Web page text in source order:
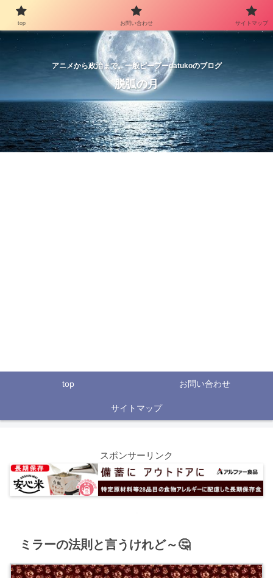
アニメから政治まで。一般ピープーdatukoのブログ
脱弧の月
top お問い合わせ
サイトマップ
スポンサーリンク
ミラーの法則と言うけれど～🤔
top お問い合わせ サイトマップ